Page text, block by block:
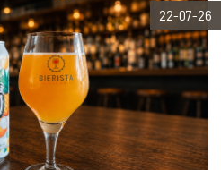
22-07-26